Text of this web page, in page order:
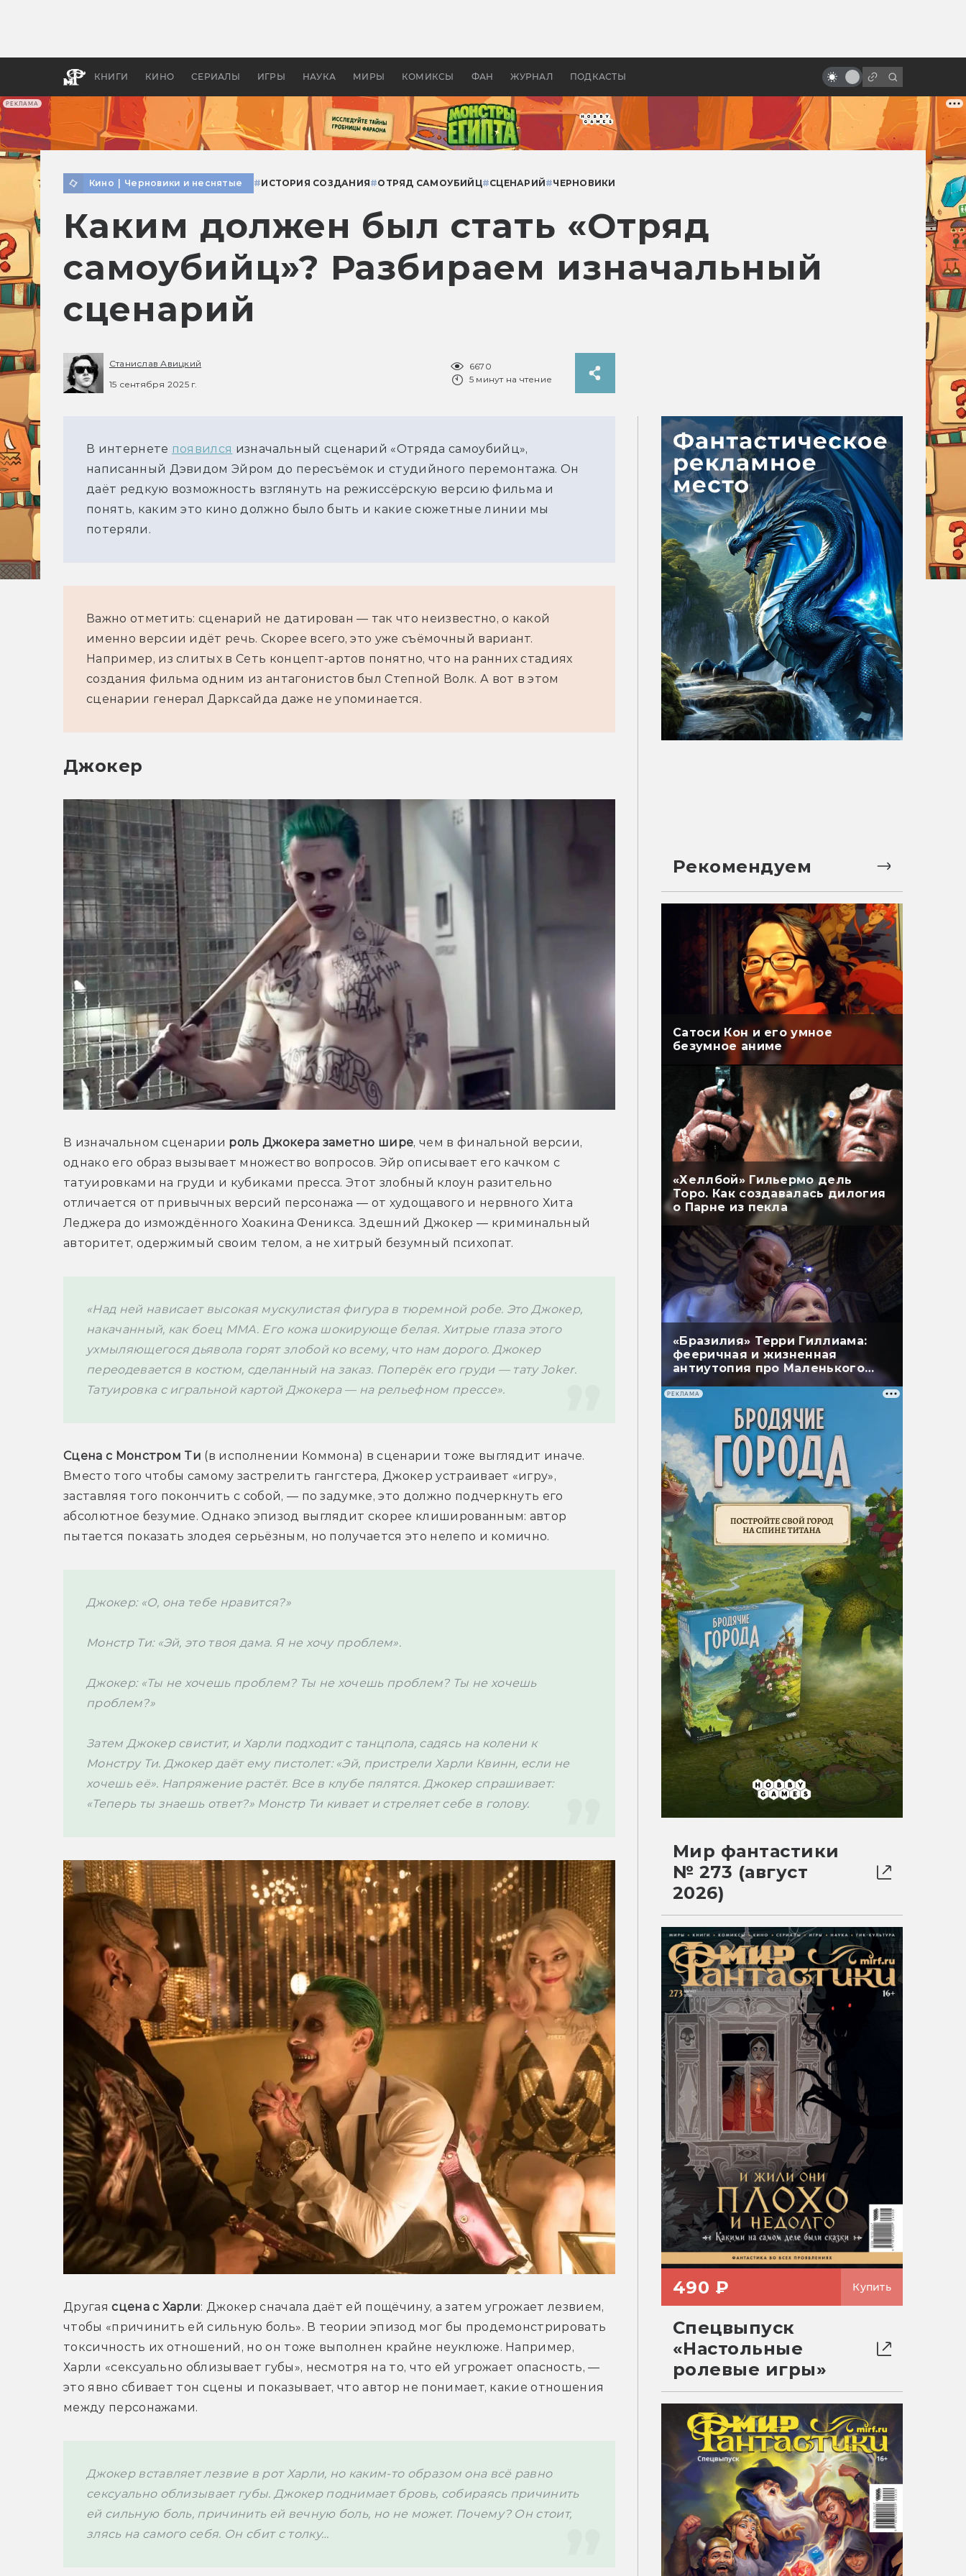
РЕКЛАМА
КНИГИ КИНО СЕРИАЛЫ ИГРЫ НАУКА МИРЫ КОМИКСЫ ФАН ЖУРНАЛ ПОДКАСТЫ
апокалипсис, в России —
бы «Властелина колец»
Все фильмы про короля Артура
Кино Черновики и неснятые #ИСТОРИЯ СОЗДАНИЯ#ОТРЯД САМОУБИЙЦ#СЦЕНАРИЙ#ЧЕРНОВИКИ
Каким должен был стать «Отряд
самоубийц»? Разбираем изначальный
сценарий
Станислав Авицкий
15 сентября 2025 г.
6670
5 минут на чтение
В интернете появился изначальный сценарий «Отряда самоубийц»,
написанный Дэвидом Эйром до пересъёмок и студийного перемонтажа. Он
даёт редкую возможность взглянуть на режиссёрскую версию фильма и
понять, каким это кино должно было быть и какие сюжетные линии мы
потеряли.
Важно отметить: сценарий не датирован — так что неизвестно, о какой
именно версии идёт речь. Скорее всего, это уже съёмочный вариант.
Например, из слитых в Сеть концепт-артов понятно, что на ранних стадиях
создания фильма одним из антагонистов был Степной Волк. А вот в этом
сценарии генерал Дарксайда даже не упоминается.
Джокер
В изначальном сценарии роль Джокера заметно шире, чем в финальной версии,
однако его образ вызывает множество вопросов. Эйр описывает его качком с
татуировками на груди и кубиками пресса. Этот злобный клоун разительно
отличается от привычных версий персонажа — от худощавого и нервного Хита
Леджера до измождённого Хоакина Феникса. Здешний Джокер — криминальный
авторитет, одержимый своим телом, а не хитрый безумный психопат.
«Над ней нависает высокая мускулистая фигура в тюремной робе. Это Джокер,
накачанный, как боец MMA. Его кожа шокирующе белая. Хитрые глаза этого
ухмыляющегося дьявола горят злобой ко всему, что нам дорого. Джокер
переодевается в костюм, сделанный на заказ. Поперёк его груди — тату Joker.
Татуировка с игральной картой Джокера — на рельефном прессе».
Сцена с Монстром Ти (в исполнении Коммона) в сценарии тоже выглядит иначе.
Вместо того чтобы самому застрелить гангстера, Джокер устраивает «игру»,
заставляя того покончить с собой, — по задумке, это должно подчеркнуть его
абсолютное безумие. Однако эпизод выглядит скорее клишированным: автор
пытается показать злодея серьёзным, но получается это нелепо и комично.
Джокер: «О, она тебе нравится?»
Монстр Ти: «Эй, это твоя дама. Я не хочу проблем».
Джокер: «Ты не хочешь проблем? Ты не хочешь проблем? Ты не хочешь
проблем?»
Затем Джокер свистит, и Харли подходит с танцпола, садясь на колени к
Монстру Ти. Джокер даёт ему пистолет: «Эй, пристрели Харли Квинн, если не
хочешь её». Напряжение растёт. Все в клубе пялятся. Джокер спрашивает:
«Теперь ты знаешь ответ?» Монстр Ти кивает и стреляет себе в голову.
Другая сцена с Харли: Джокер сначала даёт ей пощёчину, а затем угрожает лезвием,
чтобы «причинить ей сильную боль». В теории эпизод мог бы продемонстрировать
токсичность их отношений, но он тоже выполнен крайне неуклюже. Например,
Харли «сексуально облизывает губы», несмотря на то, что ей угрожает опасность, —
это явно сбивает тон сцены и показывает, что автор не понимает, какие отношения
между персонажами.
Джокер вставляет лезвие в рот Харли, но каким-то образом она всё равно
сексуально облизывает губы. Джокер поднимает бровь, собираясь причинить
ей сильную боль, причинить ей вечную боль, но не может. Почему? Он стоит,
злясь на самого себя. Он сбит с толку…
Рекомендуем
Сатоси Кон и его умное
безумное аниме
«Хеллбой» Гильермо дель
Торо. Как создавалась дилогия
о Парне из пекла
«Бразилия» Терри Гиллиама:
фееричная и жизненная
антиутопия про Маленького
РЕКЛАМА
Мир фантастики
№ 273 (август
2026)
490 ₽ Купить
Спецвыпуск
«Настольные
ролевые игры»